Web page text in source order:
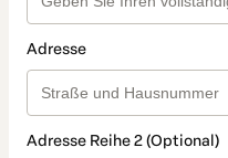
Adresse
Adresse Reihe 2 (Optional)